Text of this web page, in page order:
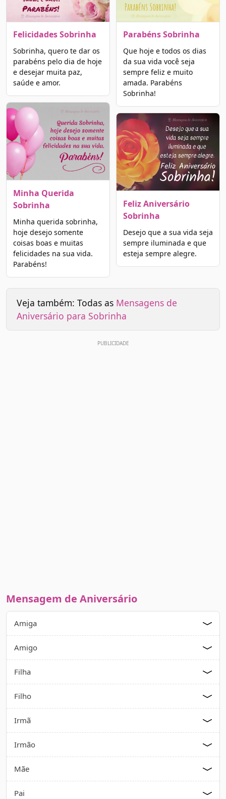
Felicidades Sobrinha
Sobrinha, quero te dar os
parabéns pelo dia de hoje
e desejar muita paz,
saúde e amor.
Minha Querida
Sobrinha
Minha querida sobrinha,
hoje desejo somente
coisas boas e muitas
felicidades na sua vida.
Parabéns!
Parabéns Sobrinha
Que hoje e todos os dias
da sua vida você seja
sempre feliz e muito
amada. Parabéns
Sobrinha!
Feliz Aniversário
Sobrinha
Desejo que a sua vida seja
sempre iluminada e que
esteja sempre alegre.
Veja também: Todas as Mensagens de
Aniversário para Sobrinha
Mensagem de Aniversário
Amiga
Amigo
Filha
Filho
Irmã
Irmão
Mãe
Pai